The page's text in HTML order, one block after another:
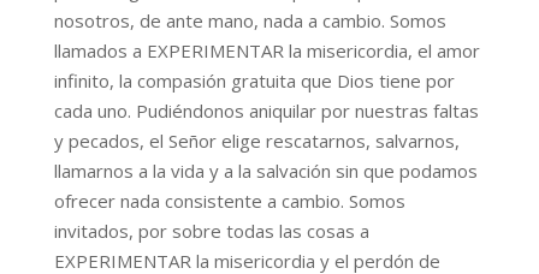
nosotros, de ante mano, nada a cambio. Somos
llamados a EXPERIMENTAR la misericordia, el amor
infinito, la compasión gratuita que Dios tiene por
cada uno. Pudiéndonos aniquilar por nuestras faltas
y pecados, el Señor elige rescatarnos, salvarnos,
llamarnos a la vida y a la salvación sin que podamos
ofrecer nada consistente a cambio. Somos
invitados, por sobre todas las cosas a
EXPERIMENTAR la misericordia y el perdón de